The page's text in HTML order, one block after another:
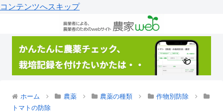
コンテンツへスキップ
ホーム 農薬 農薬の種類
作物別防除
トマトの防除